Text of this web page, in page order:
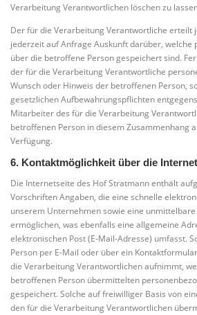
Verarbeitung Verantwortlichen löschen zu
Der für die Verarbeitung Verantwortliche erteilt
jederzeit auf Anfrage Auskunft darüber, welche
über die betroffene Person gespeichert sind.
der für die Verarbeitung Verantwortliche
Wunsch oder Hinweis der betroffenen Person,
gesetzlichen Aufbewahrungspflichten
Mitarbeiter des für die Verarbeitung
betroffenen Person in diesem Zusammenhang
Verfügung.
6. Kontaktmöglichkeit über die
Die Internetseite des Hof Stratmann enthält
Vorschriften Angaben, die eine schnelle
unserem Unternehmen sowie eine
ermöglichen, was ebenfalls eine allgemeine
elektronischen Post (E-Mail-Adresse) umfasst.
Person per E-Mail oder über ein
die Verarbeitung Verantwortlichen aufnimmt,
betroffenen Person übermittelten
gespeichert. Solche auf freiwilliger Basis von
den für die Verarbeitung Verantwortlichen